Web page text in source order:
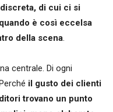
di cui ci si
è così eccelsa
della scena.
centrale. Di ogni
il gusto dei clienti
trovano un punto